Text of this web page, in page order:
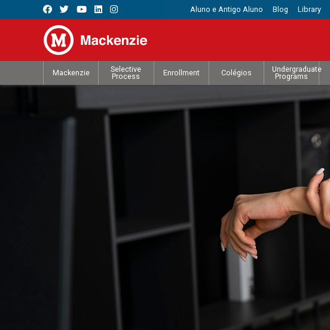
Aluno e Antigo Aluno Blog Library
Mackenzie
Selective
Process
Enrollment Colégios
Undergraduate
Programs